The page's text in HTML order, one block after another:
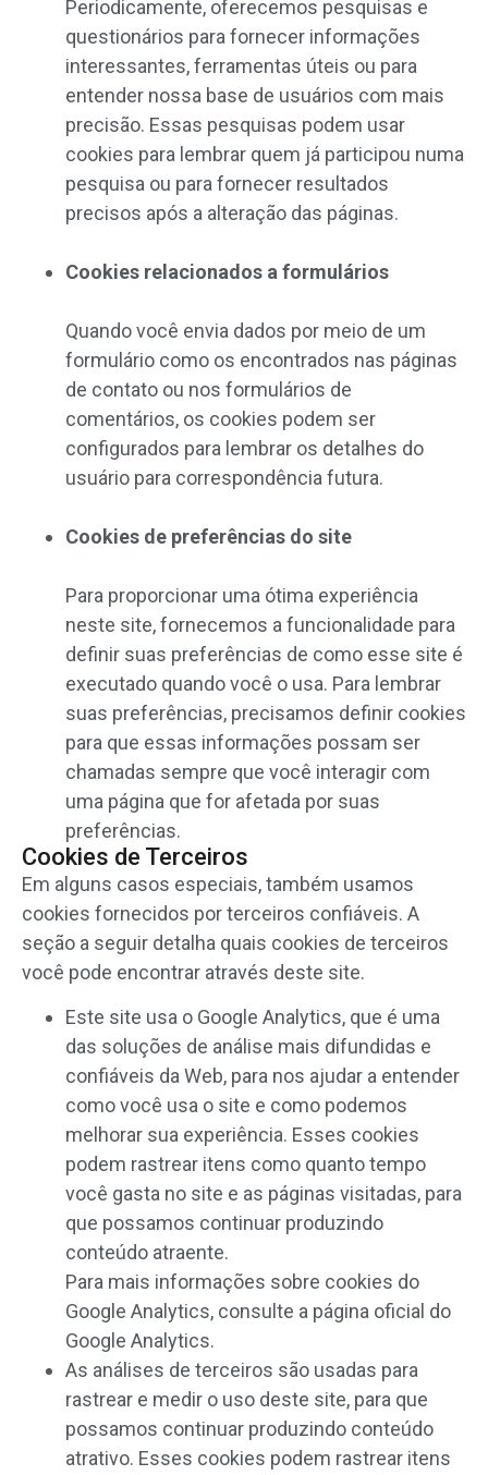
Periodicamente, oferecemos pesquisas e
questionários para fornecer informações
interessantes, ferramentas úteis ou para
entender nossa base de usuários com mais
precisão. Essas pesquisas podem usar
cookies para lembrar quem já participou numa
pesquisa ou para fornecer resultados
precisos após a alteração das páginas.
Cookies relacionados a formulários
Quando você envia dados por meio de um
formulário como os encontrados nas páginas
de contato ou nos formulários de
comentários, os cookies podem ser
configurados para lembrar os detalhes do
usuário para correspondência futura.
Cookies de preferências do site
Para proporcionar uma ótima experiência
neste site, fornecemos a funcionalidade para
definir suas preferências de como esse site é
executado quando você o usa. Para lembrar
suas preferências, precisamos definir cookies
para que essas informações possam ser
chamadas sempre que você interagir com
uma página que for afetada por suas
preferências.
Cookies de Terceiros
Em alguns casos especiais, também usamos
cookies fornecidos por terceiros confiáveis. A
seção a seguir detalha quais cookies de terceiros
você pode encontrar através deste site.
Este site usa o Google Analytics, que é uma
das soluções de análise mais difundidas e
confiáveis ​​da Web, para nos ajudar a entender
como você usa o site e como podemos
melhorar sua experiência. Esses cookies
podem rastrear itens como quanto tempo
você gasta no site e as páginas visitadas, para
que possamos continuar produzindo
conteúdo atraente.
Para mais informações sobre cookies do
Google Analytics, consulte a página oficial do
Google Analytics.
As análises de terceiros são usadas para
rastrear e medir o uso deste site, para que
possamos continuar produzindo conteúdo
atrativo. Esses cookies podem rastrear itens